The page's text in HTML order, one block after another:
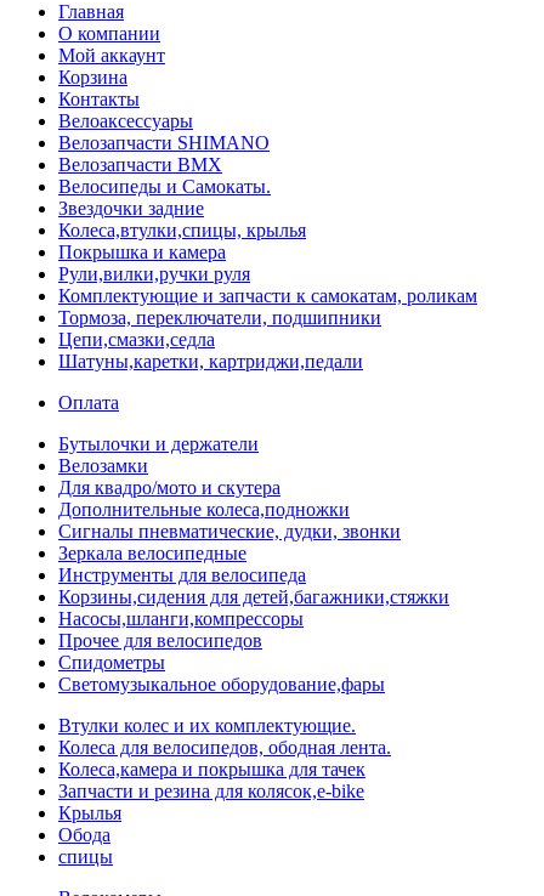
Главная
О компании
Мой аккаунт
Корзина
Контакты
Велоаксессуары
Велозапчасти SHIMANO
Велозапчасти BMX
Велосипеды и Самокаты.
Звездочки задние
Колеса,втулки,спицы, крылья
Покрышка и камера
Рули,вилки,ручки руля
Комплектующие и запчасти к самокатам, роликам
Тормоза, переключатели, подшипники
Цепи,смазки,седла
Шатуны,каретки, картриджи,педали
Оплата
Бутылочки и держатели
Велозамки
Для квадро/мото и скутера
Дополнительные колеса,подножки
Сигналы пневматические, дудки, звонки
Зеркала велосипедные
Инструменты для велосипеда
Корзины,сидения для детей,багажники,стяжки
Насосы,шланги,компрессоры
Прочее для велосипедов
Спидометры
Светомузыкальное оборудование,фары
Втулки колес и их комплектующие.
Колеса для велосипедов, ободная лента.
Колеса,камера и покрышка для тачек
Запчасти и резина для колясок,e-bike
Крылья
Обода
спицы